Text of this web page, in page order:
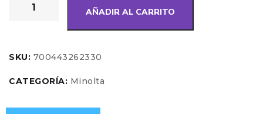
AÑADIR AL CARRITO
SKU: 700443262330
CATEGORÍA: Minolta